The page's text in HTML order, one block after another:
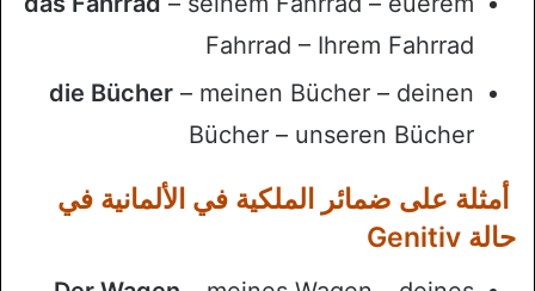
Fahrrad – Ihrem Fahrrad
die Bücher – meinen Bücher – deinen
Bücher – unseren Bücher
أمثلة على ضمائر الملكية في الألمانية في
حالة Genitiv